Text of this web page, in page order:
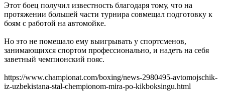
Этот боец получил известность благодаря тому, что на
протяжении большей части турнира совмещал подготовку к
боям с работой на автомойке.
Но это не помешало ему выигрывать у спортсменов,
занимающихся спортом профессионально, и надеть на себя
заветный чемпионский пояс.
https://www.championat.com/boxing/news-2980495-avtomojschik-
iz-uzbekistana-stal-chempionom-mira-po-kikboksingu.html